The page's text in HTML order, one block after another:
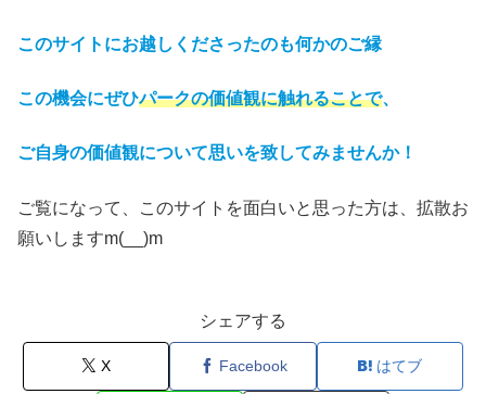
このサイトにお越しくださったのも何かのご縁
この機会にぜひパークの価値観に触れることで、
ご自身の価値観について思いを致してみませんか！
ご覧になって、このサイトを面白いと思った方は、拡散お
願いしますm(__)m
シェアする
X Facebook はてブ